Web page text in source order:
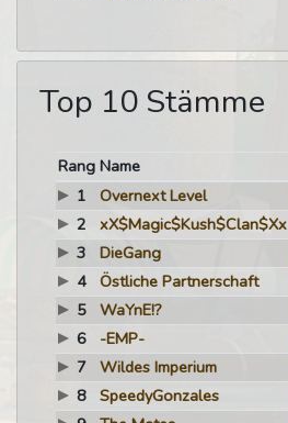
Top 10 Stämme
Rang Name
1
Overnext Level
2
xX$Magic$Kush$Clan$Xx
3
DieGang
4
Östliche Partnerschaft
5
WaYnE!?
6
-EMP-
7
Wildes Imperium
8
SpeedyGonzales